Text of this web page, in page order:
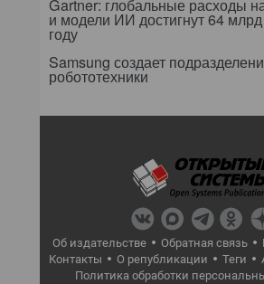
Gartner: глобальные расходы
и модели ИИ достигнут 64
году
Samsung создает
робототехники
Об издательстве Обратная связь
Контакты
О републикации Теги
Политика обработки